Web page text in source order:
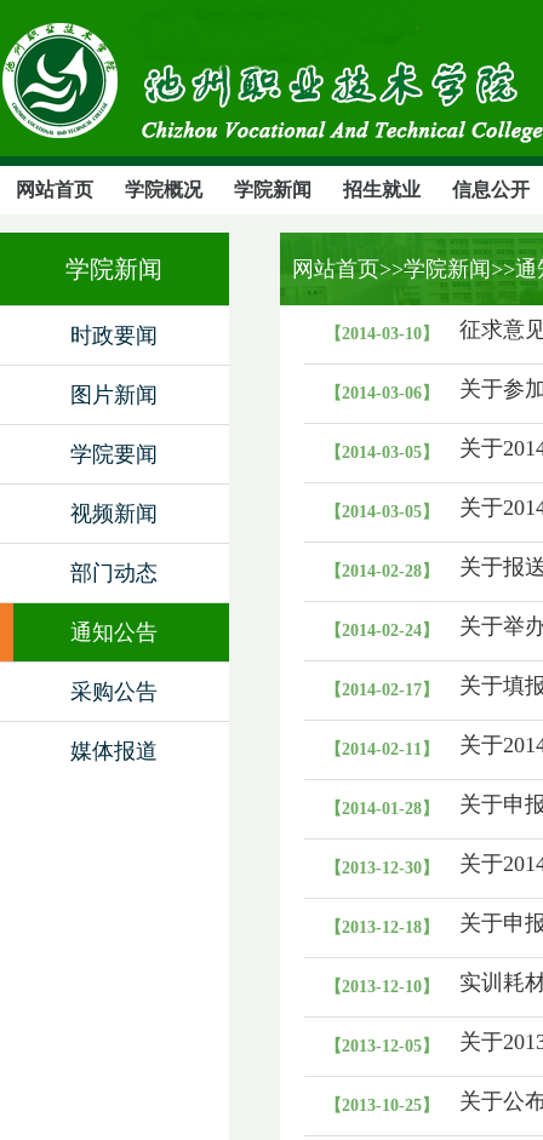
网站首页 学院概况 学院新闻 招生就业 信息公开
学院新闻
时政要闻
图片新闻
学院要闻
视频新闻
部门动态
通知公告
采购公告
媒体报道
网站首页>>学院新闻>>通
【2014-03-10】 征求意
【2014-03-06】 关于参
【2014-03-05】 关于
【2014-03-05】 关于
【2014-02-28】 关于报
【2014-02-24】 关于举
【2014-02-17】 关于填
【2014-02-11】 关于
【2014-01-28】 关于申
【2013-12-30】 关于
【2013-12-18】 关于申
【2013-12-10】 实训耗
【2013-12-05】 关于
【2013-10-25】 关于公